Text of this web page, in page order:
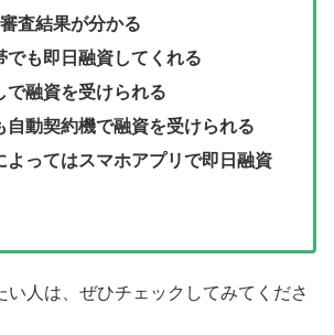
査結果が分かる
でも即日融資してくれる
で融資を受けられる
自動契約機で融資を受けられる
よってはスマホアプリで即日融資
い人は、ぜひチェックしてみてくださ